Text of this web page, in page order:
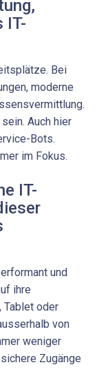
IT-
Bei
moderne
Auch hier
Bots.
im Fokus.
IT-
und
ihre
Tablet oder
von
weniger
Zugänge